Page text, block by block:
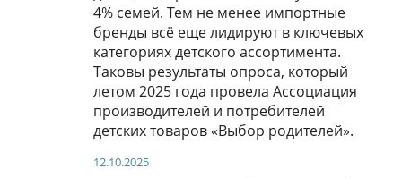
4% семей. Тем не менее импортные
бренды всё еще лидируют в ключевых
категориях детского ассортимента.
Таковы результаты опроса, который
летом 2025 года провела Ассоциация
производителей и потребителей
детских товаров «Выбор родителей».
12.10.2025